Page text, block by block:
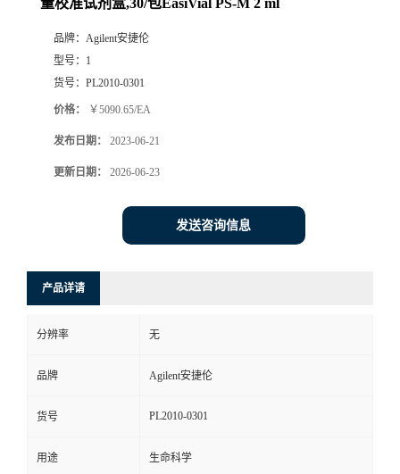
量校准试剂盒,30/包EasiVial PS-M 2 ml
品牌： Agilent安捷伦
型号： 1
货号： PL2010-0301
价格： ￥5090.65/EA
发布日期： 2023-06-21
更新日期： 2026-06-23
发送咨询信息
产品详请
分辨率 无
品牌 Agilent安捷伦
货号 PL2010-0301
用途 生命科学